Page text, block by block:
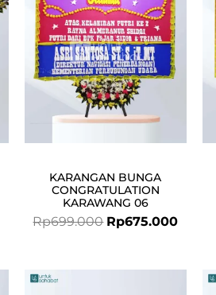
KARANGAN BUNGA
CONGRATULATION
KARAWANG 06
Rp699.000 Rp675.000